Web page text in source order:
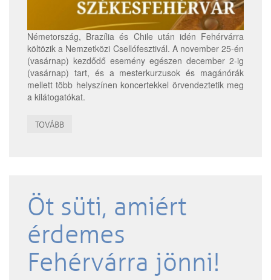
Németország, Brazília és Chile után idén Fehérvárra
költözik a Nemzetközi Csellófesztivál. A november 25-én
(vasárnap) kezdődő esemény egészen december 2-ig
(vasárnap) tart, és a mesterkurzusok és magánórák
mellett több helyszínen koncertekkel örvendeztetik meg
a kilátogatókat.
TOVÁBB
Öt süti, amiért
érdemes
Fehérvárra jönni!